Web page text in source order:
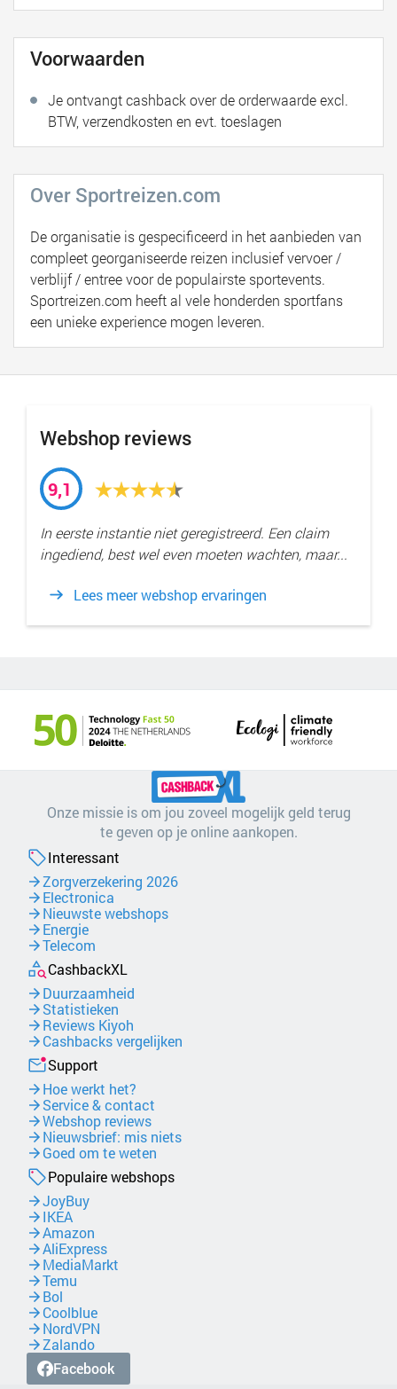
Voorwaarden
Je ontvangt cashback over de orderwaarde excl.
BTW, verzendkosten en evt. toeslagen
Over Sportreizen.com
De organisatie is gespecificeerd in het aanbieden van
compleet georganiseerde reizen inclusief vervoer /
verblijf / entree voor de populairste sportevents.
Sportreizen.com heeft al vele honderden sportfans
een unieke experience mogen leveren.
Webshop reviews
9,1
In eerste instantie niet geregistreerd. Een claim
ingediend, best wel even moeten wachten, maar...
Lees meer webshop ervaringen
Onze missie is om jou zoveel mogelijk geld terug
te geven op je online aankopen.
Interessant
Zorgverzekering 2026
Electronica
Nieuwste webshops
Energie
Telecom
CashbackXL
Duurzaamheid
Statistieken
Reviews Kiyoh
Cashbacks vergelijken
Support
Hoe werkt het?
Service & contact
Webshop reviews
Nieuwsbrief: mis niets
Goed om te weten
Populaire webshops
JoyBuy
IKEA
Amazon
AliExpress
MediaMarkt
Temu
Bol
Coolblue
NordVPN
Zalando
Facebook